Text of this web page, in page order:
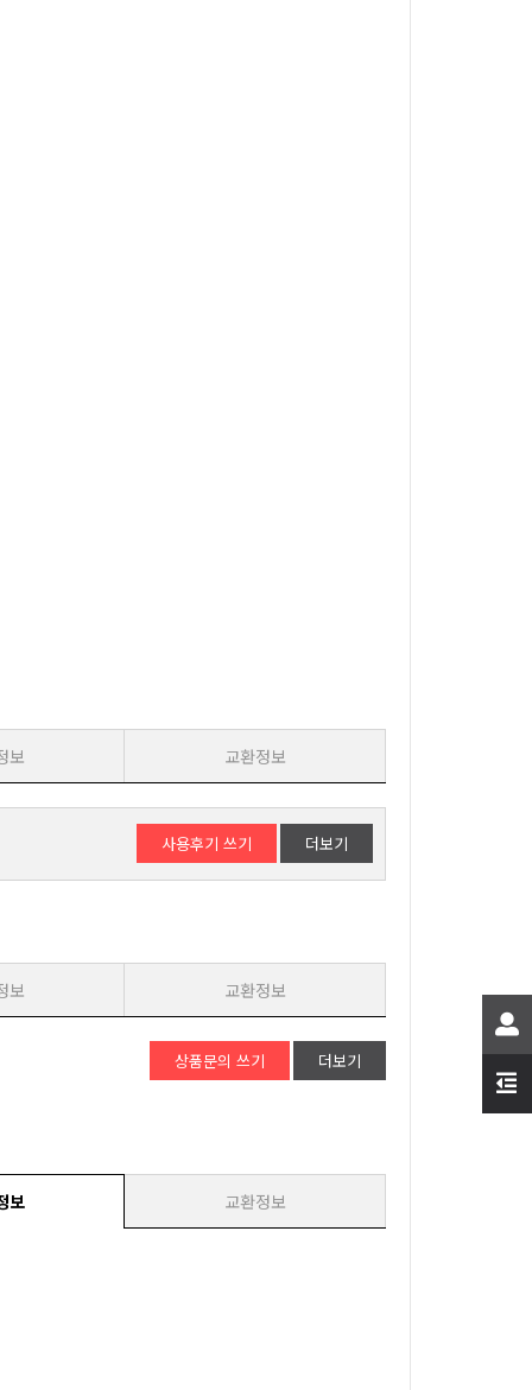
보 교환정보
사용후기 쓰기 더보기
보 교환정보
상품문의 쓰기 더보기
보 교환정보